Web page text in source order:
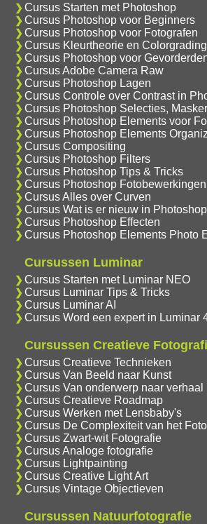
Cursus Starten met Photoshop
Cursus Photoshop voor Beginners
Cursus Photoshop voor Fotografen
Cursus Kleurtheorie en Colorgrading
Cursus Photoshop voor
Cursus Adobe Camera Raw
Cursus Photoshop Lagen
Cursus Controle over Contrast in
Cursus Photoshop Selecties,
Cursus Photoshop Elements voor
Cursus Photoshop Elements
Cursus Compositing
Cursus Photoshop Filters
Cursus Photoshop Tips & Tricks
Cursus Photoshop Fotobewerkingen
Cursus Alles over Curven
Cursus Wat is er nieuw in
Cursus Photoshop Effecten
Cursus Photoshop Elements Photo
Cursussen Luminar
Cursus Starten met Luminar NEO
Cursus Luminar Tips & Tricks
Cursus Luminar AI
Cursus Word een expert in Luminar
Cursussen Creatieve
Cursus Creatieve Technieken
Cursus Van Beeld naar Kunst
Cursus Van onderwerp naar verhaal
Cursus Creatieve Roadmap
Cursus Werken met Lensbaby's
Cursus De Complexiteit van het
Cursus Zwart-wit Fotografie
Cursus Analoge fotografie
Cursus Lightpainting
Cursus Creative Light Art
Cursus Vintage Objectieven
Cursussen Natuurfotografie